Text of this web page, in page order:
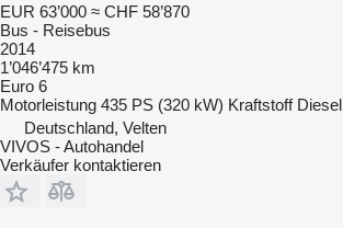
EUR 63’000 ≈ CHF 58’870
Bus - Reisebus
2014
1’046’475 km
Euro 6
Motorleistung 435 PS (320 kW) Kraftstoff Diesel
Deutschland, Velten
VIVOS - Autohandel
Verkäufer kontaktieren